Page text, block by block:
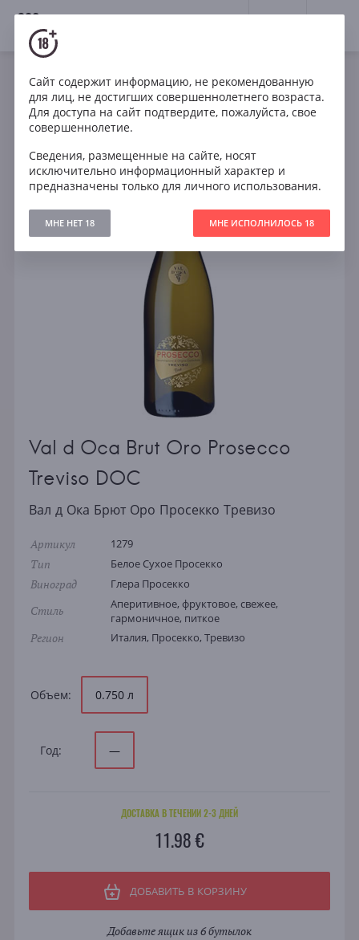
18+
Игристое Белое Сухое
Италия
Val d Oca Brut Oro Prosecco Treviso DOC
Val d Oca Brut Oro Prosecco
Treviso DOC
Вал д Ока Брют Оро Просекко Тревизо
Артикул 1279
Тип Белое Сухое Просекко
Виноград Глера Просекко
Стиль
Аперитивное, фруктовое, свежее,
гармоничное, питкое
Регион Италия, Просекко, Тревизо
Объем: 0.750 л
Год: —
ДОСТАВКА В ТЕЧЕНИИ 2-3 ДНЕЙ
11.98 €
ДОБАВИТЬ В КОРЗИНУ
Добавьте ящик из 6 бутылок
Сайт содержит информацию, не рекомендованную
для лиц, не достигших совершеннолетнего возраста.
Для доступа на сайт подтвердите, пожалуйста, свое
совершеннолетие.
Сведения, размещенные на сайте, носят
исключительно информационный характер и
предназначены только для личного использования.
МНЕ НЕТ 18 МНЕ ИСПОЛНИЛОСЬ 18